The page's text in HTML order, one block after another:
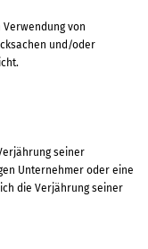
von
und/oder
seiner
Unternehmer oder eine
die Verjährung seiner